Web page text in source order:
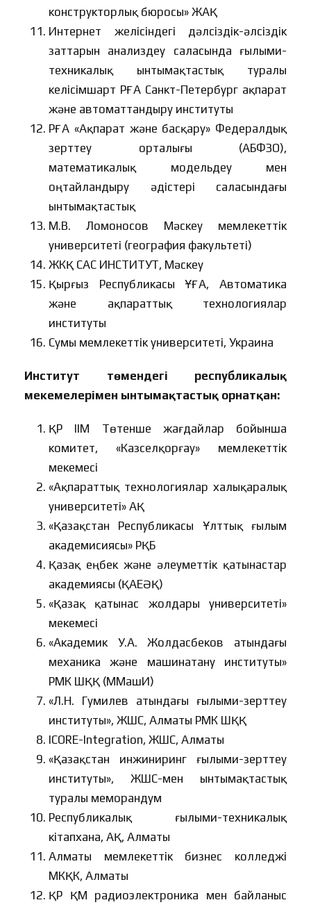
конструкторлық бюросы» ЖАҚ
Интернет желісіндегі дәлсіздік-әлсіздік
заттарын анализдеу саласында ғылыми-
техникалық ынтымақтастық туралы
келісімшарт РҒА Санкт-Петербург ақпарат
және автоматтандыру институты
РҒА «Ақпарат және басқару» Федералдық
зерттеу орталығы (АБФЗО),
математикалық модельдеу мен
оңтайландыру әдістері саласындағы
ынтымақтастық
М.В. Ломоносов Мәскеу мемлекеттік
университеті (география факультеті)
ЖКҚ САС ИНСТИТУТ, Мәскеу
Қырғыз Республикасы ҰҒА, Автоматика
және ақпараттық технологиялар
институты
Сумы мемлекеттік университеті, Украина
Институт төмендегі республикалық
мекемелерімен ынтымақтастық орнатқан:
ҚР ІІМ Төтенше жағдайлар бойынша
комитет, «Казселқорғау» мемлекеттік
мекемесі
«Ақпараттық технологиялар халықаралық
университеті» АҚ
«Қазақстан Республикасы Ұлттық ғылым
академисиясы» РҚБ
Қазақ еңбек және әлеуметтік қатынастар
академиясы (ҚАЕӘҚ)
«Қазақ қатынас жолдары университеті»
мекемесі
«Академик У.А. Жолдасбеков атындағы
механика және машинатану институты»
РМК ШҚҚ (ММашИ)
«Л.Н. Гумилев атындағы ғылыми-зерттеу
институты», ЖШС, Алматы РМК ШҚҚ
ICORE-Integration, ЖШС, Алматы
«Қазақстан инжиниринг ғылыми-зерттеу
институты», ЖШС-мен ынтымақтастық
туралы меморандум
Республикалық ғылыми-техникалық
кітапхана, АҚ, Алматы
Алматы мемлекеттік бизнес колледжі
МКҚК, Алматы
ҚР ҚМ радиоэлектроника мен байланыс